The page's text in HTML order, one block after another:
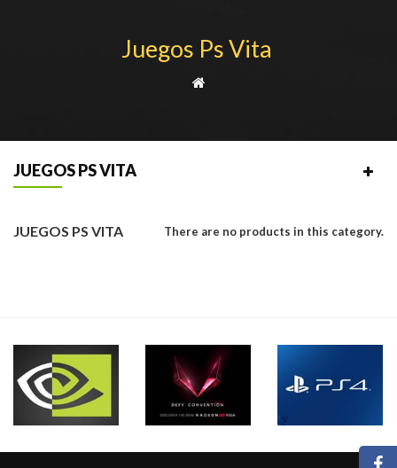
Juegos Ps Vita
JUEGOS PS VITA
JUEGOS PS VITA There are no products in this category.